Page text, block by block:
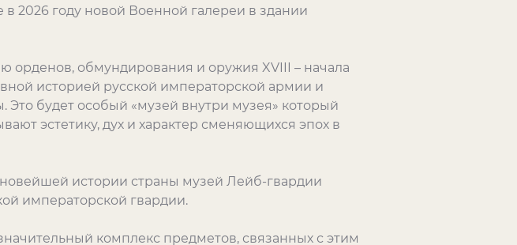
2026 году новой Военной галереи в здании
орденов, обмундирования и оружия XVIII – начала
историей русской императорской армии и
будет особый «музей внутри музея» который
эстетику, дух и характер сменяющихся эпох в
истории страны музей Лейб-гвардии
императорской гвардии.
комплекс предметов, связанных с этим